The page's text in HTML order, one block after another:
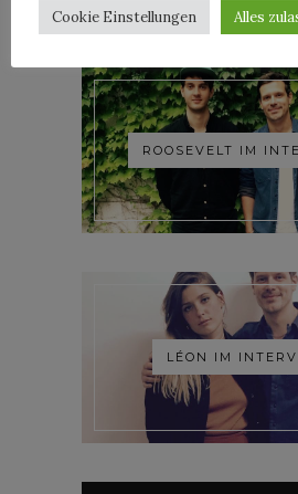
ROOSEVELT IM
LÉON IM
Cookie Einstellungen Alles